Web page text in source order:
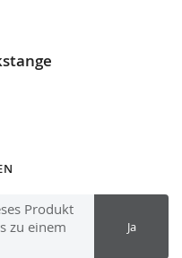
Produkt
zu einem
Ja